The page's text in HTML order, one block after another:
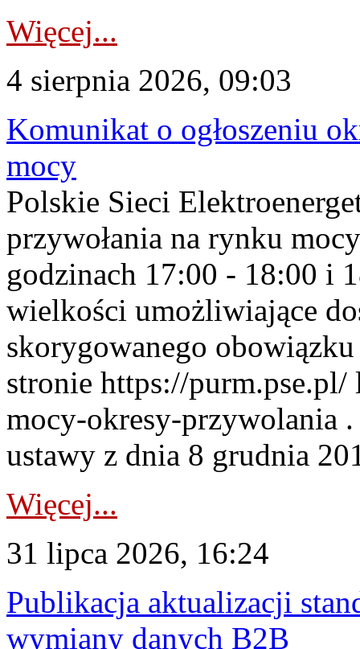
Więcej...
4 sierpnia 2026, 09:03
Komunikat o ogłoszeniu
mocy
Polskie Sieci
przywołania na rynku
godzinach 17:00 - 18:00 i
wielkości umożliwiające
skorygowanego
stronie https://
mocy-okresy-przywolania
ustawy z dnia 8 grudnia
Więcej...
31 lipca 2026, 16:24
Publikacja aktualizacji
wymiany danych B2B